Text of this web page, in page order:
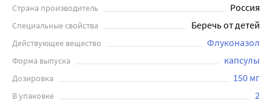
менингит; • кокцидиоидомикоз; • инвазивный кандидоз; •
слизистый кандидоз • вагинальный кандидоз, острый
или рецидивирующий, когда местная терапия не
применима; • кандидозный баланит, когда местная
дерматофития стоп, дерматофития туловища, паховая
дерматофития, разноцветный лишай и кожный
Страна производитель Россия
Специальные свойства Беречь от детей
Действующее вещество Флуконазол
Форма выпуска капсулы
Дозировка 150 мг
В упаковке 2